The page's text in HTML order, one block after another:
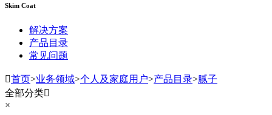
Skim Coat
解决方案
产品目录
常见问题
首页>业务领域>个人及家庭用户>产品目录>腻子
全部分类
×